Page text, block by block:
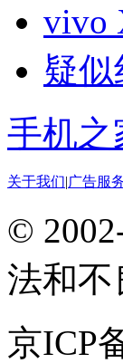
vivo
疑
手机之
关于我们|广告服
©
法和不
京ICP